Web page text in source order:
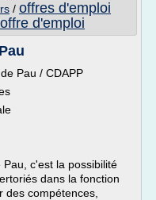
/ offres d'emploi
d'emploi
Pau / CDAPP
c'est la possibilité
dans la fonction
des compétences,